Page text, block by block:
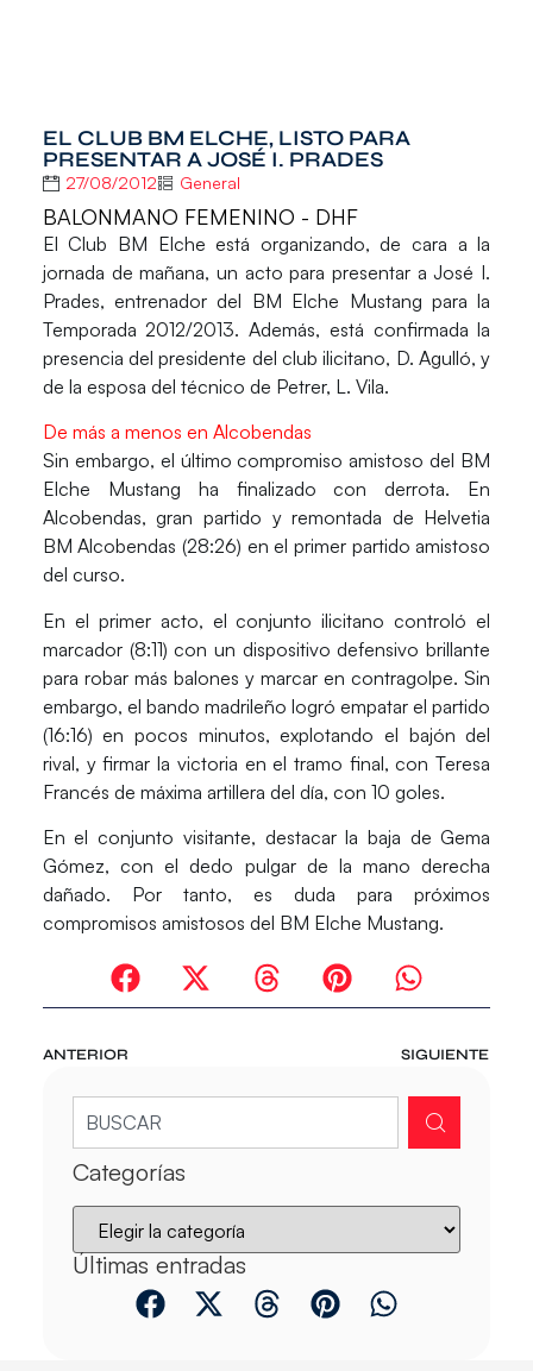
EL CLUB BM ELCHE, LISTO PARA
PRESENTAR A JOSÉ I. PRADES
27/08/2012 General
BALONMANO FEMENINO - DHF
ElClub BM Elche está organizando, de cara a la
jornada de mañana, un acto para presentar aJosé I.
Prades, entrenador del BM Elche Mustang para la
Temporada 2012/2013. Además, está confirmada la
presencia del presidente del club ilicitano, D. Agulló, y
de la esposa del técnico de Petrer, L. Vila.
De más a menos en Alcobendas
Sin embargo, el último compromiso amistoso del BM
Elche Mustang ha finalizado con derrota. En
Alcobendas, gran partido y remontada de Helvetia
BM Alcobendas (28:26) en el primer partido amistoso
del curso.
En el primer acto, el conjunto ilicitano controló el
marcador (8:11) con un dispositivo defensivo brillante
para robar más balones y marcar en contragolpe. Sin
embargo, el bando madrileño logró empatar el partido
(16:16) en pocos minutos, explotando el bajón del
rival, y firmar la victoria en el tramo final, conTeresa
Francés de máxima artillera del día, con 10 goles.
En el conjunto visitante, destacar la baja deGema
Gómez, con el dedo pulgar de la mano derecha
dañado. Por tanto, es duda para próximos
compromisos amistosos del BM Elche Mustang.
ANTERIOR SIGUIENTE
Categorías
Últimas entradas